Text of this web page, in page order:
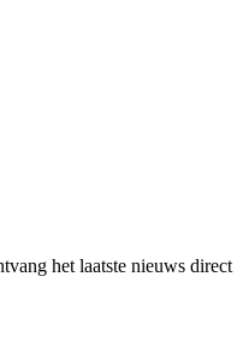
het laatste nieuws direct